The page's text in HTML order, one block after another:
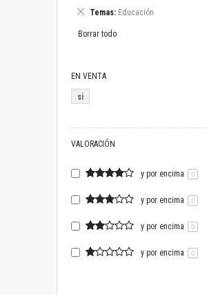
artículo
Temas Educación
Eliminar
artículo
Borrar todo
EN VENTA
si
VALORACIÓN
y por encima 0
y por encima 0
y por encima 0
y por encima 0